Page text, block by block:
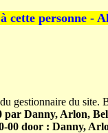
cette personne -
gestionnaire du site.
par Danny, Arlon,
00 door : Danny,